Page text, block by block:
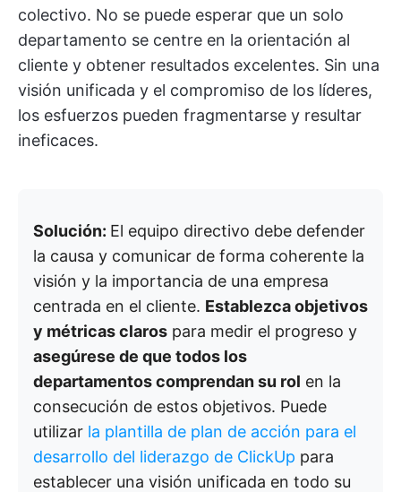
colectivo. No se puede esperar que un solo
departamento se centre en la orientación al
cliente y obtener resultados excelentes. Sin una
visión unificada y el compromiso de los líderes,
los esfuerzos pueden fragmentarse y resultar
ineficaces.
Solución: El equipo directivo debe defender
la causa y comunicar de forma coherente la
visión y la importancia de una empresa
centrada en el cliente. Establezca objetivos
y métricas claros para medir el progreso y
asegúrese de que todos los
departamentos comprendan su rol en la
consecución de estos objetivos. Puede
utilizar la plantilla de plan de acción para el
desarrollo del liderazgo de ClickUp para
establecer una visión unificada en todo su